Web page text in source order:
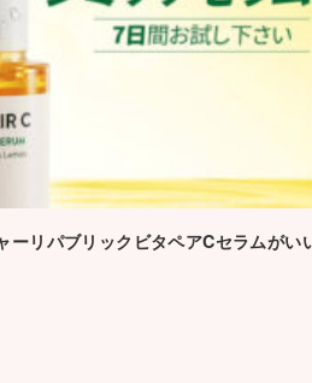
ーリパブリックビタペアCセラムがい